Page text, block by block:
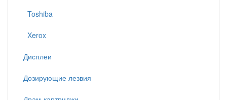
Toshiba
Xerox
Дисплеи
Дозирующие лезвия